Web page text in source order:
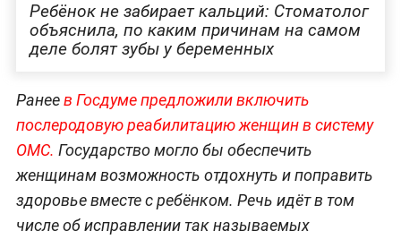
Ребёнок не забирает кальций: Стоматолог
объяснила, по каким причинам на самом
деле болят зубы у беременных
Ранеев Госдуме предложили включить
послеродовую реабилитацию женщин в систему
ОМС. Государство могло бы обеспечить
женщинам возможность отдохнуть и поправить
здоровье вместе с ребёнком. Речь идёт в том
числе об исправлении так называемых